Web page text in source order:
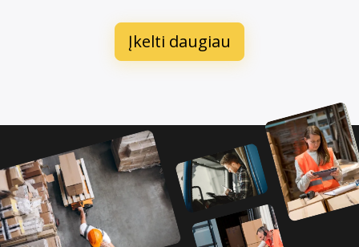
Įkelti daugiau